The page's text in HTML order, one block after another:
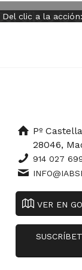
Del clic a la
Pº
28046,
914 027
VER EN